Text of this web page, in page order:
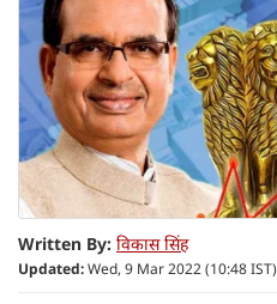
Written By: विकास सिंह
Updated:Wed, 9 Mar 2022 (10:48 IST)